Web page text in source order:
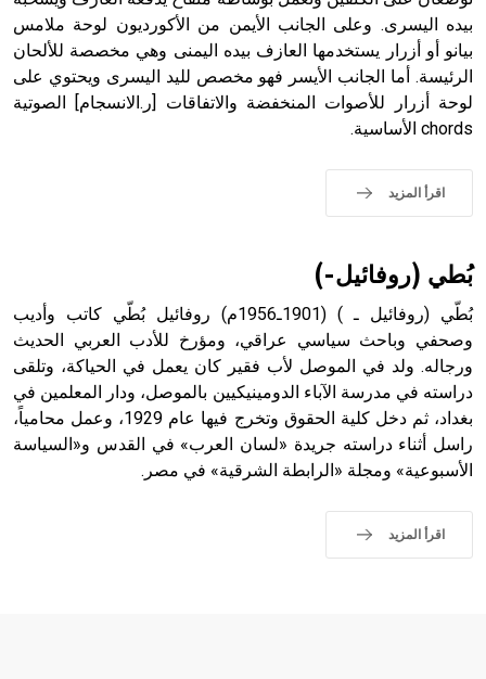
الملوك الذين حكموا مدينة إديسا (الرها) من أبجر الأول وحتى
التاسع، وهم ينتسبون إلى أسرة أوسروين
sign تكتب منفصلة غير متصلة، وتعتمد المبدأ الأكوروفوني،
بيده اليسرى. وعلى الجانب الأيمن من الأكورديون لوحة ملامس
بيانو أو أزرار يستخدمها العازف بيده اليمنى وهي مخصصة للألحان
الرئيسة. أما الجانب الأيسر فهو مخصص لليد اليسرى ويحتوي على
لوحة أزرار للأصوات المنخفضة والاتفاقات [ر.الانسجام] الصوتية
chords الأساسية.
اقرأ المزيد
بُطي (روفائيل-)
بُطّي (روفائيل ـ ) (1901ـ1956م) روفائيل بُطّي كاتب وأديب
وصحفي وباحث سياسي عراقي، ومؤرخ للأدب العربي الحديث
ورجاله. ولد في الموصل لأب فقير كان يعمل في الحياكة، وتلقى
دراسته في مدرسة الآباء الدومينيكيين بالموصل، ودار المعلمين في
بغداد، ثم دخل كلية الحقوق وتخرج فيها عام 1929، وعمل محامياً،
راسل أثناء دراسته جريدة «لسان العرب» في القدس و«السياسة
الأسبوعية» ومجلة «الرابطة الشرقية» في مصر.
اقرأ المزيد